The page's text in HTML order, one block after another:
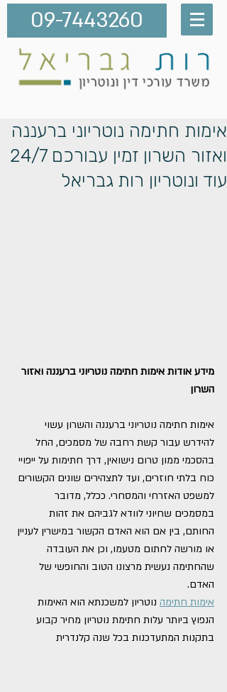
09-7443260
אימות חתימה נוטריוני ברעננה
ואזור השרון זמין עבורכם 24/7
עוד ונוטריון רות גבריאל
מידע אודות אימות חתימה נוטריוני ברעננה ואזור
השרון
אימות חתימה נוטריוני ברעננה והשרון עשוי
להידרש עבור קשת רחבה של מסמכים, החל
בהסכמי ממון טרום נישואין, דרך חתימות על ייפויי
כוח בלתי חוזרים, ועד לתצהירים שונים הקשורים
למשפט האזרחי והמסחרי. ככלל, מדובר
במסמכים שחיוני לוודא לגביהם את זהות
החותם, בין אם הוא האדם הקשור במישרין לעניין
או מורשה לחתום מטעמו, וכן את העובדה
שהחתימה נעשית מרצונו הטוב והחופשי של
האדם.
אימות חתימה נוטריון למשכנתא הוא האימות
הנפוץ ביותר עלות חתימת נוטריון מחיר קבוע
בתקנות המתעדכנות בכל שנה קלנדרית